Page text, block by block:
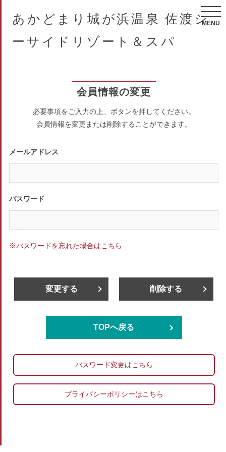
あかどまり城が浜温泉 佐渡シ
ーサイドリゾート＆スパ
MENU
会員情報の変更
必要事項をご入力の上、ボタンを押してください。
会員情報を変更または削除することができます。
メールアドレス
パスワード
※パスワードを忘れた場合はこちら
変更する 削除する
TOPへ戻る
パスワード変更はこちら
プライバシーポリシーはこちら